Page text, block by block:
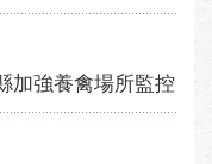
加強養禽場所監控